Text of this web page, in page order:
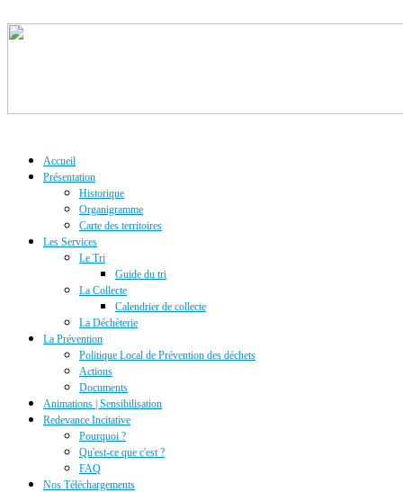
Accueil
Présentation
Historique
Organigramme
Carte des territoires
Les Services
Le Tri
Guide du tri
La Collecte
Calendrier de collecte
La Déchèterie
La Prévention
Politique Local de Prévention des déchets
Actions
Documents
Animations | Sensibilisation
Redevance Incitative
Pourquoi ?
Qu'est-ce que c'est ?
FAQ
Nos Téléchargements